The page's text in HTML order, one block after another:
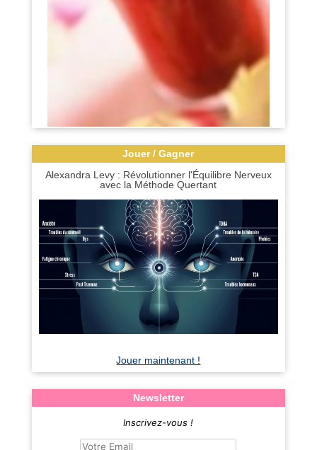
Jouer / Gagner
Alexandra Levy : Révolutionner l'Équilibre Nerveux
avec la Méthode Quertant
Jouer maintenant !
Newsletter
Inscrivez-vous !